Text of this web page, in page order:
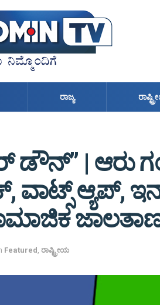
ರಾಜ್ಯ
ಡೌನ್” | ಆರು
ವಾಟ್ಸ್ ಆ್ಯಪ್,
Featured ರಾಷ್ಟ್ರೀಯ